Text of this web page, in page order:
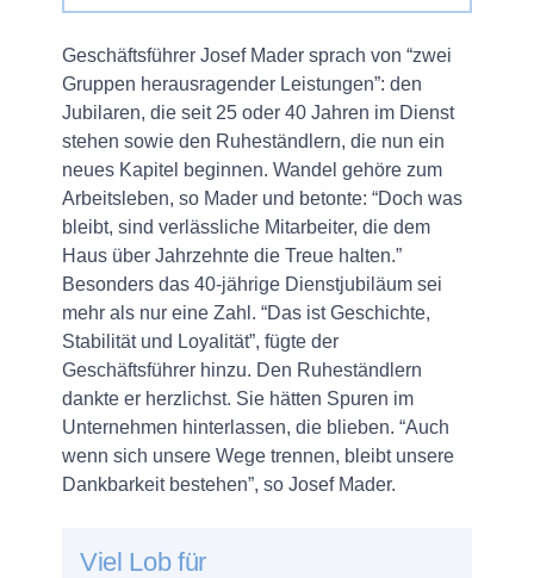
Geschäftsführer Josef Mader sprach von “zwei
Gruppen herausragender Leistungen”: den
Jubilaren, die seit 25 oder 40 Jahren im Dienst
stehen sowie den Ruheständlern, die nun ein
neues Kapitel beginnen. Wandel gehöre zum
Arbeitsleben, so Mader und betonte: “Doch was
bleibt, sind verlässliche Mitarbeiter, die dem
Haus über Jahrzehnte die Treue halten.”
Besonders das 40-jährige Dienstjubiläum sei
mehr als nur eine Zahl. “Das ist Geschichte,
Stabilität und Loyalität”, fügte der
Geschäftsführer hinzu. Den Ruheständlern
dankte er herzlichst. Sie hätten Spuren im
Unternehmen hinterlassen, die blieben. “Auch
wenn sich unsere Wege trennen, bleibt unsere
Dankbarkeit bestehen”, so Josef Mader.
Viel Lob für